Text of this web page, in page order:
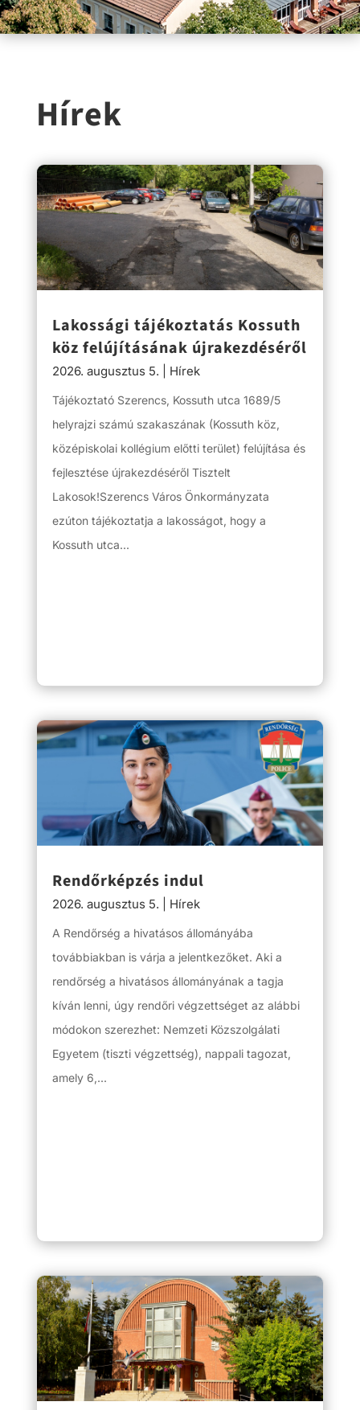
Hírek
Lakossági tájékoztatás Kossuth
köz felújításának újrakezdéséről
2026. augusztus 5. Hírek
Tájékoztató Szerencs, Kossuth utca 1689/5
helyrajzi számú szakaszának (Kossuth köz,
középiskolai kollégium előtti terület) felújítása és
fejlesztése újrakezdéséről Tisztelt
Lakosok!Szerencs Város Önkormányzata
ezúton tájékoztatja a lakosságot, hogy a
Kossuth utca...
Rendőrképzés indul
2026. augusztus 5. Hírek
A Rendőrség a hivatásos állományába
továbbiakban is várja a jelentkezőket. Aki a
rendőrség a hivatásos állományának a tagja
kíván lenni, úgy rendőri végzettséget az alábbi
módokon szerezhet: Nemzeti Közszolgálati
Egyetem (tiszti végzettség), nappali tagozat,
amely 6,...